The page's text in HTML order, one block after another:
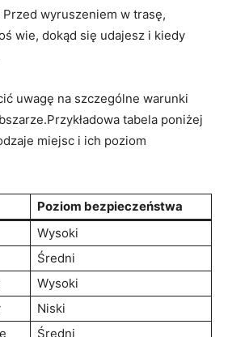
Przed wyruszeniem w trasę,
wie, dokąd się udajesz i kiedy
uwagę na ‌szczególne ‌warunki
tabela poniżej
miejsc i ich poziom
Poziom bezpieczeństwa
Wysoki
Średni
Wysoki
Niski
Średni